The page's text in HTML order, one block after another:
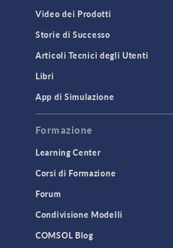
Video dei Prodotti
Storie di Successo
Articoli Tecnici degli Utenti
Libri
App di Simulazione
Formazione
Learning Center
Corsi di Formazione
Forum
Condivisione Modelli
COMSOL Blog